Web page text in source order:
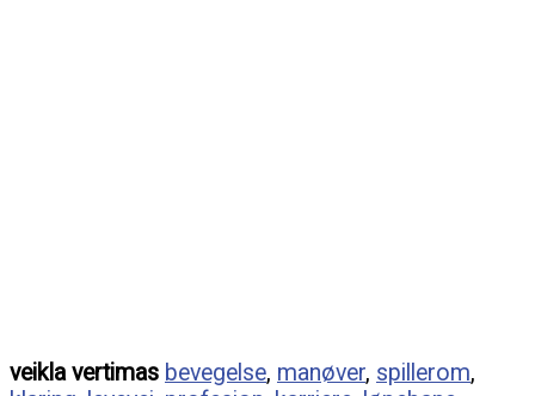
veikla vertimas bevegelse, manøver, spillerom,